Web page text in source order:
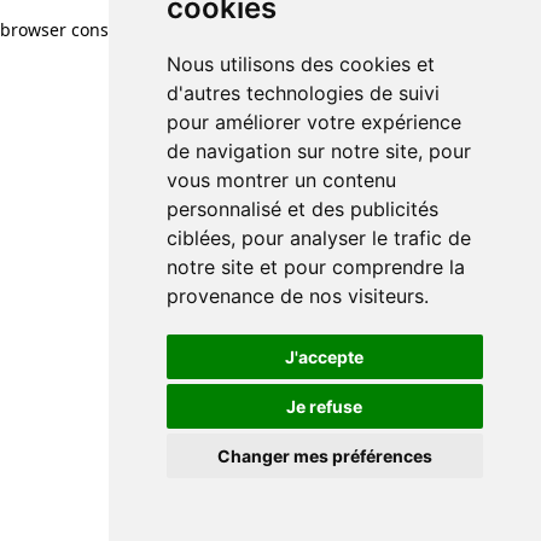
cookies
Nous utilisons des cookies et
d'autres technologies de suivi
pour améliorer votre expérience
de navigation sur notre site, pour
vous montrer un contenu
personnalisé et des publicités
ciblées, pour analyser le trafic de
notre site et pour comprendre la
provenance de nos visiteurs.
J'accepte
Je refuse
Changer mes préférences
browser console for more information)